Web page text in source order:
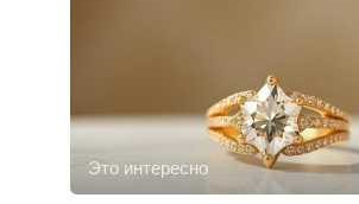
Это интересно